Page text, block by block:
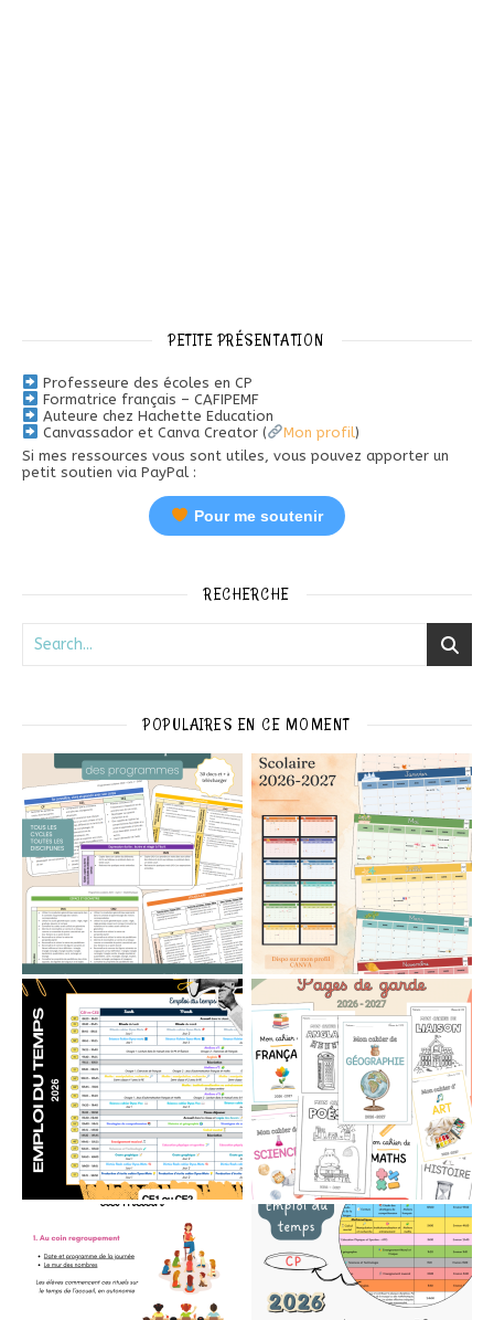
PETITE PRÉSENTATION
Professeure des écoles en CP
Formatrice français – CAFIPEMF
Auteure chez Hachette Education
Canvassador et Canva Creator (
Mon profil)
Si mes ressources vous sont utiles, vous pouvez apporter un
petit soutien via PayPal :
Pour me soutenir
RECHERCHE
POPULAIRES EN CE MOMENT